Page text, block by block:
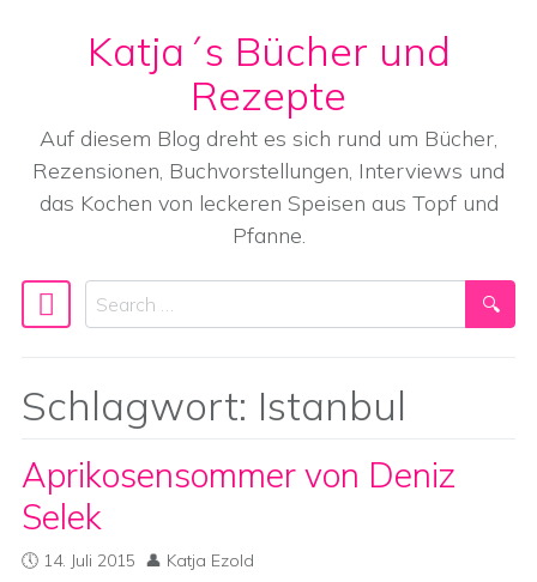
Skip to content
Katja´s Bücher und
Rezepte
Auf diesem Blog dreht es sich rund um Bücher,
Rezensionen, Buchvorstellungen, Interviews und
das Kochen von leckeren Speisen aus Topf und
Pfanne.
Main Navigation
Search
Schlagwort: Istanbul
Aprikosensommer von Deniz
Selek
14. Juli 2015 Katja Ezold